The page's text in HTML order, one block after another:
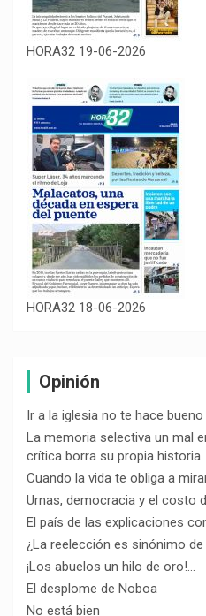
HORA32 19-06-2026
HORA32 18-06-2026
Opinión
Ir a la iglesia no te hace bueno
La memoria selectiva un mal
crítica borra su propia historia
Cuando la vida te obliga a
Urnas, democracia y el costo
El país de las explicaciones
¿La reelección es sinónimo
¡Los abuelos un hilo de oro!…
El desplome de Noboa
No está bien